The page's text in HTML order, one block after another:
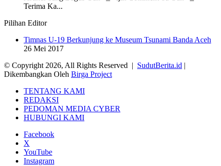
Terima Ka...
Pilihan Editor
Timnas U-19 Berkunjung ke Museum Tsunami Banda Aceh
26 Mei 2017
© Copyright 2026, All Rights Reserved | SudutBerita.id |
Dikembangkan Oleh Birga Project
TENTANG KAMI
REDAKSI
PEDOMAN MEDIA CYBER
HUBUNGI KAMI
Facebook
X
YouTube
Instagram